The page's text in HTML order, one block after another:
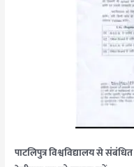
पाटलिपुत्र विश्वविद्यालय से